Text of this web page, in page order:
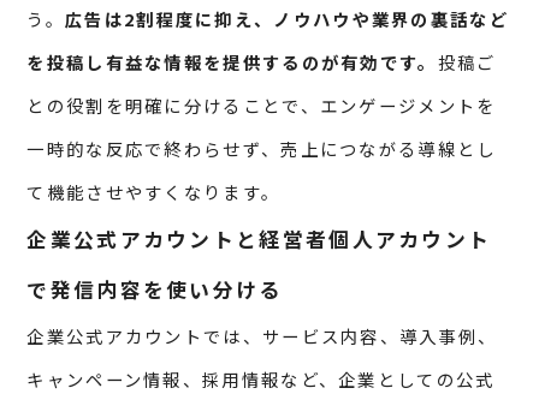
う。 広告は2割程度に抑え、ノウハウや業界の裏話など
を投稿し有益な情報を提供するのが有効です。 投稿ご
との役割を明確に分けることで、エンゲージメントを
一時的な反応で終わらせず、売上につながる導線とし
て機能させやすくなります。
企業公式アカウントと経営者個人アカウント
で発信内容を使い分ける
企業公式アカウントでは、サービス内容、導入事例、
キャンペーン情報、採用情報など、企業としての公式